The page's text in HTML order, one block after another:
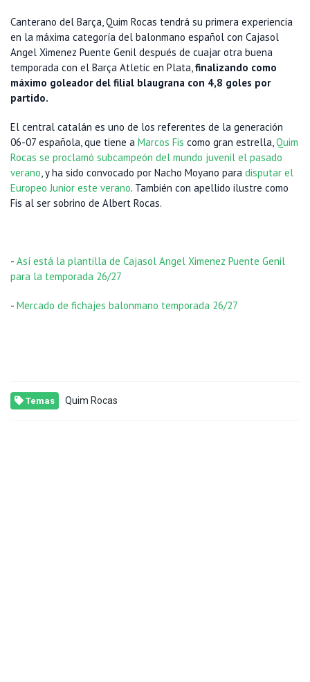
Canterano del Barça, Quim Rocas tendrá su primera experiencia
en la máxima categoría del balonmano español con Cajasol
Angel Ximenez Puente Genil después de cuajar otra buena
temporada con el Barça Atletic en Plata, finalizando como
máximo goleador del filial blaugrana con 4,8 goles por
partido.
El central catalán es uno de los referentes de la generación
06-07 española, que tiene a Marcos Fis como gran estrella, Quim
Rocas se proclamó subcampeón del mundo juvenil el pasado
verano , y ha sido convocado por Nacho Moyano para disputar el
Europeo Junior este verano. También con apellido ilustre como
Fis al ser sobrino de Albert Rocas.
- Así está la plantilla de Cajasol Angel Ximenez Puente Genil
para la temporada 26/27
- Mercado de fichajes balonmano temporada 26/27
Temas Quim Rocas